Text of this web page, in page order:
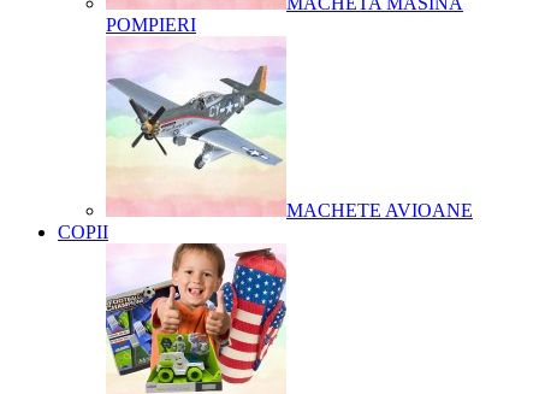
POMPIERI
MACHETE AVIOANE
COPII